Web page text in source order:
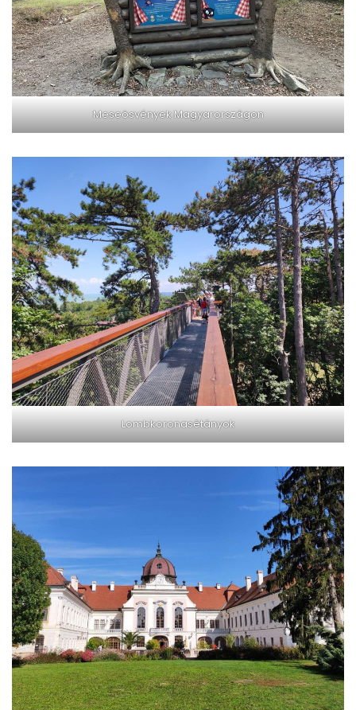
Meseösvények Magyarországon
Lombkoronasétányok